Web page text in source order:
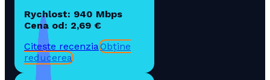
Rychlost: 940 Mbps
Cena od: 2,69 €
Citește recenziaObține
reducerea